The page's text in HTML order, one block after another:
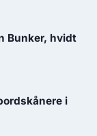
Bunker, hvidt
i